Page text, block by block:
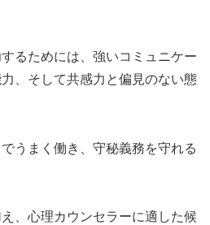
るためには、強いコミュニケー
、そして共感力と偏見のない態
うまく働き、守秘義務を守れる
、心理カウンセラーに適した候